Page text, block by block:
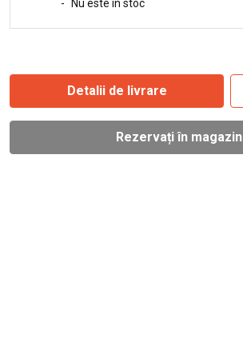
-
Nu este în stoc
Detalii de livrare
Rezervați în magazin